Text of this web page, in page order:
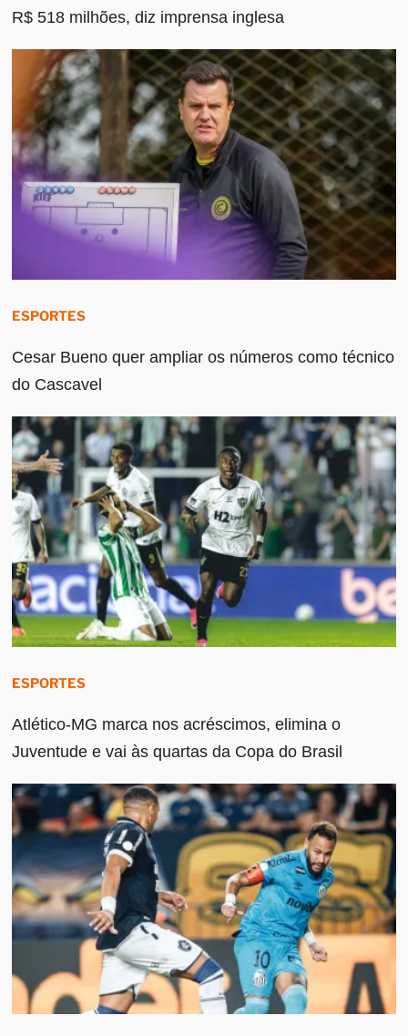
R$ 518 milhões, diz imprensa inglesa
ESPORTES
Cesar Bueno quer ampliar os números como técnico
do Cascavel
ESPORTES
Atlético-MG marca nos acréscimos, elimina o
Juventude e vai às quartas da Copa do Brasil